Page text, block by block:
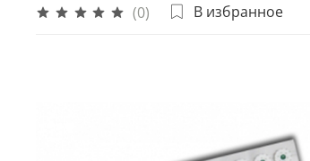
(0) В избранное